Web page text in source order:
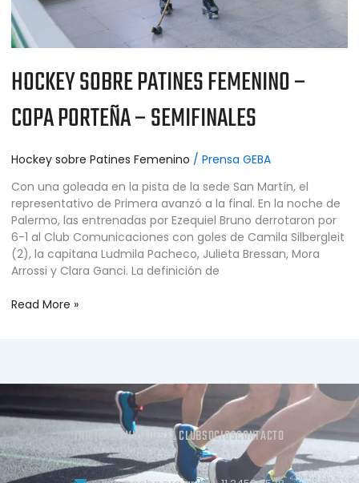
HOCKEY SOBRE PATINES FEMENINO –
COPA PORTEÑA – SEMIFINALES
Hockey sobre Patines Femenino / Prensa GEBA
Con una goleada en la pista de la sede San Martín, el
representativo de Primera avanzó a la final. En la noche de
Palermo, las entrenadas por Ezequiel Bruno derrotaron por
6-1 al Club Comunicaciones con goles de Camila Silbergleit
(2), la capitana Ludmila Pacheco, Julieta Bressan, Mora
Arrossi y Clara Ganci. La definición de
Read More »
INICIOACTIVIDADES EL CLUBSOCIOSCONTACTO